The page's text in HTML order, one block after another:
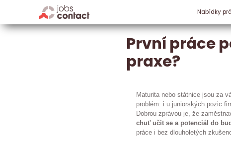
Nabídky
První práce
praxe?
Maturita nebo státnice jsou za
problém: i u juniorských pozic
Dobrou zprávou je, že
chuť učit se a potenciál do
práce i bez dlouholetých